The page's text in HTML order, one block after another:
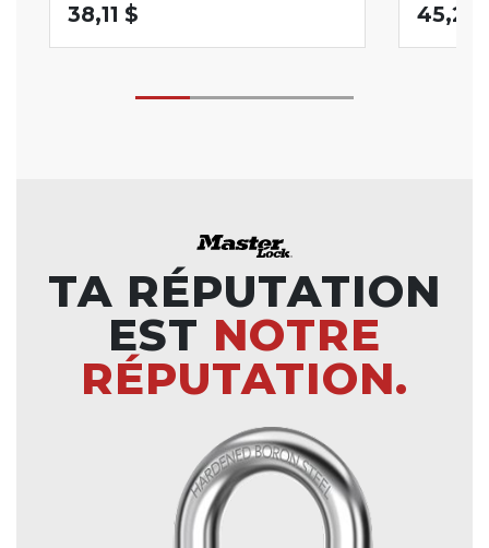
38,11 $
45,20
TA RÉPUTATION
EST NOTRE
RÉPUTATION.